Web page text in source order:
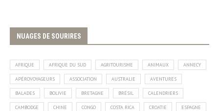
NUAGES DE SOURIRES
AFRIQUE AFRIQUE DU SUD AGRITOURISME ANIMAUX ANNECY
APÉROVOYAGEURS ASSOCIATION AUSTRALIE AVENTURES
BALADES BOLIVIE BRETAGNE BRÉSIL CALENDRIERS
CAMBODGE CHINE CONGO COSTA RICA CROATIE ESPAGNE